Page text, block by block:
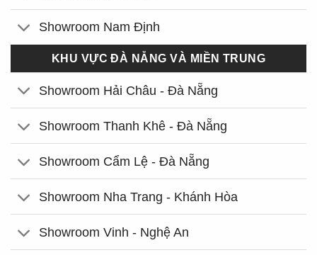
Showroom Nam Định
KHU VỰC ĐÀ NẴNG VÀ MIỀN TRUNG
Showroom Hải Châu - Đà Nẵng
Showroom Thanh Khê - Đà Nẵng
Showroom Cẩm Lệ - Đà Nẵng
Showroom Nha Trang - Khánh Hòa
Showroom Vinh - Nghệ An